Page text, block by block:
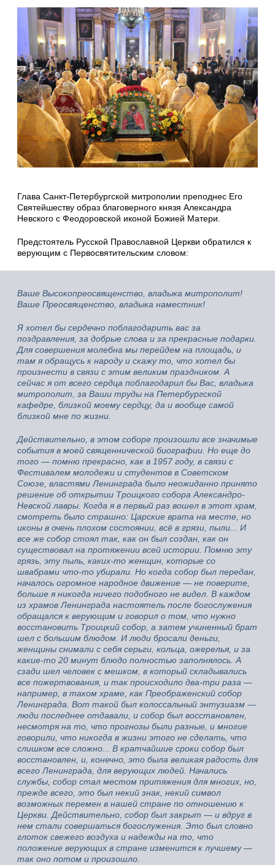
Глава Санкт-Петербургской митрополии преподнес Его
Святейшеству образ благоверного князя Александра
Невского с Феодоровской иконой Божией Матери.
Предстоятель Русской Православной Церкви обратился к
верующим с Первосвятительским словом:
Ваше Высокопреосвященство, владыка митрополит!
Ваше Преосвященство, владыка наместник!
Я хотел бы сердечно поблагодарить вас за
поздравления, за добрые слова и за прекрасные подарки.
Для совершения молебна мы перейдем на площадь, и
там я обращусь к народу и скажу то, что хотел бы
произнести в связи с этим великим праздником. А
сейчас я от всего сердца поблагодарил бы Вас, владыка
митрополит, за Ваши труды на Петербургской
кафедре, близкой моему сердцу, да и вообще самой
близкой мне по жизни.
Действительно, в этом соборе произошли все значимые
события в моей священнической биографии. Но еще до
того — помню прекрасно, как в 1957 году, в связи с
Фестивалем молодежи и студентов в Советском
Союзе, властями Ленинграда было неожиданно принято
решение об открытии Троицкого собора Александро-
Невской лавры. Когда я в первый раз вошел в этот храм,
смотреть было страшно: Царские врата на месте, но
иконы в очень плохом состоянии, всё в грязи, пыли... И
все же собор стоял так, как он был создан, как он
существовал на протяжении всей истории. Помню эту
грязь, эту пыль, каких-то женщин, которые со
швабрами что-то убирали. Но когда собор был передан,
началось огромное народное движение — не поверите,
больше я никогда ничего подобного не видел. В каждом
из храмов Ленинграда настоятель после богослужения
обращался к верующим и говорил о том, что нужно
восстановить Троицкий собор, а затем учиненный брат
шел с большим блюдом. И люди бросали деньги,
женщины снимали с себя серьги, кольца, ожерелья, и за
какие-то 20 минут блюдо полностью заполнялось. А
сзади шел человек с мешком, в который складывались
все пожертвования, и так происходило два-три раза —
например, в таком храме, как Преображенский собор
Ленинграда. Вот такой был колоссальный энтузиазм —
люди последнее отдавали, и собор был восстановлен,
несмотря на то, что прогнозы были разные, и многие
говорили, что никогда в жизни этого не сделать, что
слишком все сложно... В кратчайшие сроки собор был
восстановлен, и, конечно, это была великая радость для
всего Ленинграда, для верующих людей. Начались
службы, собор стал местом притяжения для многих, но,
прежде всего, это был некий знак, некий символ
возможных перемен в нашей стране по отношению к
Церкви. Действительно, собор был закрыт — и вдруг в
нем стали совершаться богослужения. Это был словно
глоток свежего воздуха и надежды на то, что
положение верующих в стране изменится к лучшему —
так оно потом и произошло.